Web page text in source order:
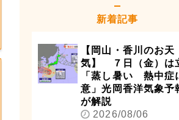
新着記事
【岡山・香川のお天
気】 ７日（金）は
「蒸し暑い 熱中症
意」光岡香洋気象予
が解説
2026/08/06